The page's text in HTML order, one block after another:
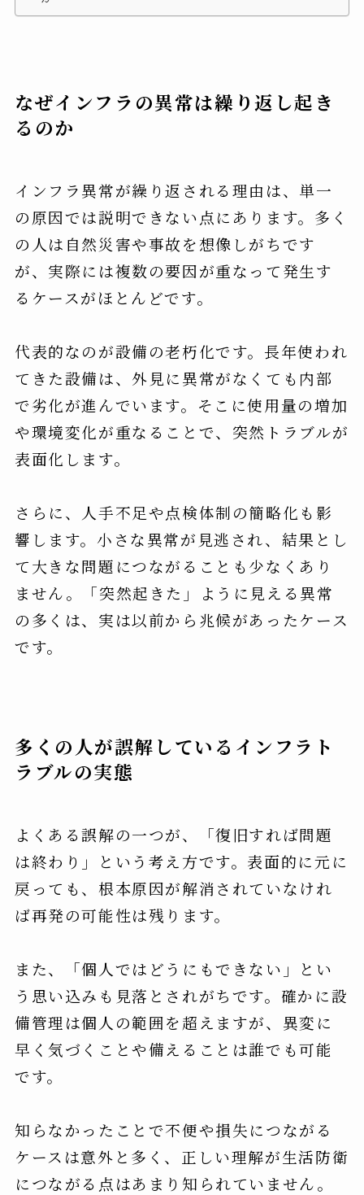
なぜインフラの異常は繰り返し起き
るのか
インフラ異常が繰り返される理由は、単一
の原因では説明できない点にあります。多く
の人は自然災害や事故を想像しがちです
が、実際には複数の要因が重なって発生す
るケースがほとんどです。
代表的なのが設備の老朽化です。長年使われ
てきた設備は、外見に異常がなくても内部
で劣化が進んでいます。そこに使用量の増加
や環境変化が重なることで、突然トラブルが
表面化します。
さらに、人手不足や点検体制の簡略化も影
響します。小さな異常が見逃され、結果とし
て大きな問題につながることも少なくあり
ません。「突然起きた」ように見える異常
の多くは、実は以前から兆候があったケース
です。
多くの人が誤解しているインフラト
ラブルの実態
よくある誤解の一つが、「復旧すれば問題
は終わり」という考え方です。表面的に元に
戻っても、根本原因が解消されていなけれ
ば再発の可能性は残ります。
また、「個人ではどうにもできない」とい
う思い込みも見落とされがちです。確かに設
備管理は個人の範囲を超えますが、異変に
早く気づくことや備えることは誰でも可能
です。
知らなかったことで不便や損失につながる
ケースは意外と多く、正しい理解が生活防衛
につながる点はあまり知られていません。